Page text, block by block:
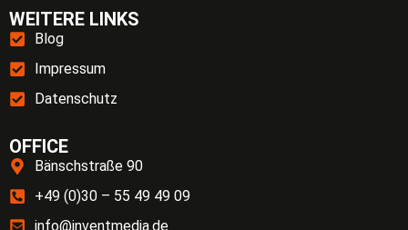
WEITERE LINKS
Blog
Impressum
Datenschutz
OFFICE
Bänschstraße 90
+49 (0)30 – 55 49 49 09
info@inventmedia.de